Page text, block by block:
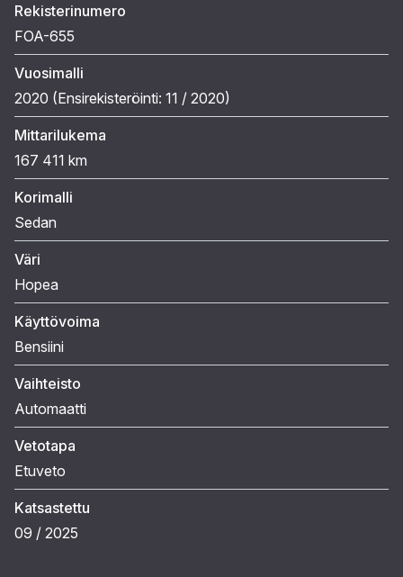
Rekisterinumero
FOA-655
Vuosimalli
2020 (Ensirekisteröinti: 11 / 2020)
Mittarilukema
167 411 km
Korimalli
Sedan
Väri
Hopea
Käyttövoima
Bensiini
Vaihteisto
Automaatti
Vetotapa
Etuveto
Katsastettu
09 / 2025